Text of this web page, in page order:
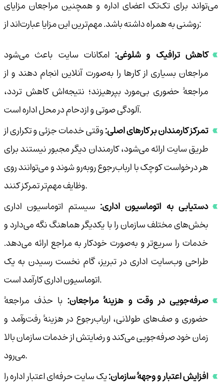
می‌تواند برای تک‌تک اعضای اداره و همچنین مراجعان مزایای
روشنی به همراه داشته باشد. مهم‌ترین این مزایا عبارت‌اند از:
کاهش ترافیک و شلوغی: امکانات سایت باعث می‌شود
مراجعان بسیاری از کارها را به‌صورت آنلاین انجام دهند و از
مراجعهٔ حضوری بی‌مورد بپرهیزند؛ نتیجه‌اش کاهش تردد،
آلودگی صوتی و ازدحام در محل اداره است.
تمرکز کارمندان بر کارهای اصلی:وقتی خدمات جزئی و تکراری از
طریق سایت ارائه می‌شود، کارمندان دیگر مجبور نیستند برای
هر درخواست کوچک با ارباب‌رجوع روبه‌رو شوند و می‌توانند روی
وظایف مهم‌تر تمرکز کنند.
دستیابی به اتوماسیون اداری: سیستم اتوماسیون اداری
بخش‌های مختلف سازمان را با یکدیگر هماهنگ نگه می‌دارد و
خدمات را سریع‌تر و به‌صورت خودکار به مراجع ارائه می‌دهد.
طراحی وب‌سایت اداری در تبریز، گام نخست رسیدن به یک
اتوماسیون اداری کارآمد است.
صرفه‌جویی در وقت و هزینهٔ مراجعان: با حذف مراجعهٔ
حضوری و صف‌های طولانی، ارباب‌رجوع در هزینهٔ رفت‌وآمد و
زمان خود صرفه‌جویی می‌کند و رضایتش از خدمات سازمان بالا
می‌رود.
افزایش اعتبار و وجههٔ سازمان:یک سایت حرفه‌ای اعتبار اداره را